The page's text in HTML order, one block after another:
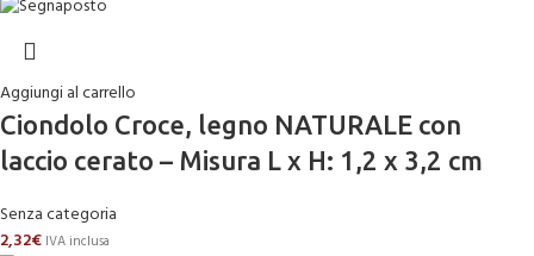
Aggiungi al carrello
Ciondolo Croce, legno NATURALE con
laccio cerato – Misura L x H: 1,2 x 3,2 cm
Senza categoria
2,32€ IVA inclusa